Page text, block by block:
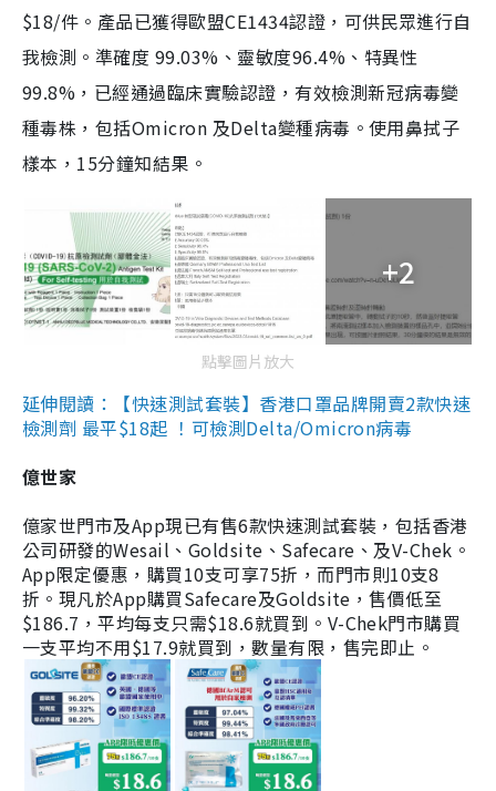
$18/件。產品已獲得歐盟CE1434認證，可供民眾進行自
我檢測。準確度 99.03%、靈敏度96.4%、特異性
99.8%，已經通過臨床實驗認證，有效檢測新冠病毒變
種毒株，包括Omicron 及Delta變種病毒。使用鼻拭子
樣本，15分鐘知結果。
+2
點擊圖片放大
延伸閱讀：【快速測試套裝】香港口罩品牌開賣2款快速
檢測劑 最平$18起 ！可檢測Delta/Omicron病毒
億世家
億家世門市及App現已有售6款快速測試套裝，包括香港
公司研發的Wesail、Goldsite、Safecare、及V-Chek。
App限定優惠，購買10支可享75折，而門市則10支8
折。現凡於App購買Safecare及Goldsite，售價低至
$186.7，平均每支只需$18.6就買到。V-Chek門市購買
一支平均不用$17.9就買到，數量有限，售完即止。